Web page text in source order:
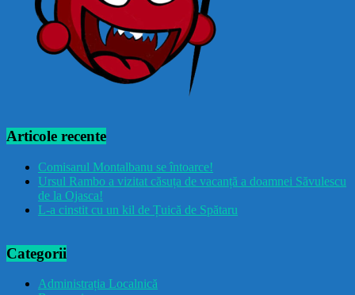
Articole recente
Comisarul Montalbanu se întoarce!
Ursul Rambo a vizitat căsuța de vacanță a doamnei Săvulescu
de la Ojasca!
L-a cinstit cu un kil de Țuică de Spătaru
Categorii
Administrația Localnică